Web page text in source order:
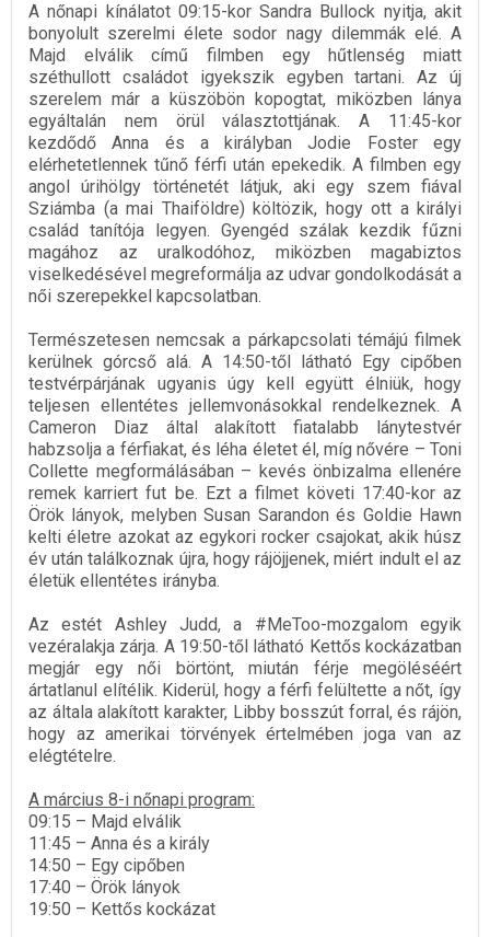
A nőnapi kínálatot 09:15-kor Sandra Bullock nyitja, akit
bonyolult szerelmi élete sodor nagy dilemmák elé. A
Majd elválik című filmben egy hűtlenség miatt
széthullott családot igyekszik egyben tartani. Az új
szerelem már a küszöbön kopogtat, miközben lánya
egyáltalán nem örül választottjának. A 11:45-kor
kezdődő Anna és a királyban Jodie Foster egy
elérhetetlennek tűnő férfi után epekedik. A filmben egy
angol úrihölgy történetét látjuk, aki egy szem fiával
Sziámba (a mai Thaiföldre) költözik, hogy ott a királyi
család tanítója legyen. Gyengéd szálak kezdik fűzni
magához az uralkodóhoz, miközben magabiztos
viselkedésével megreformálja az udvar gondolkodását a
női szerepekkel kapcsolatban.
Természetesen nemcsak a párkapcsolati témájú filmek
kerülnek górcső alá. A 14:50-től látható Egy cipőben
testvérpárjának ugyanis úgy kell együtt élniük, hogy
teljesen ellentétes jellemvonásokkal rendelkeznek. A
Cameron Diaz által alakított fiatalabb lánytestvér
habzsolja a férfiakat, és léha életet él, míg nővére – Toni
Collette megformálásában – kevés önbizalma ellenére
remek karriert fut be. Ezt a filmet követi 17:40-kor az
Örök lányok, melyben Susan Sarandon és Goldie Hawn
kelti életre azokat az egykori rocker csajokat, akik húsz
év után találkoznak újra, hogy rájöjjenek, miért indult el az
életük ellentétes irányba.
Az estét Ashley Judd, a #MeToo-mozgalom egyik
vezéralakja zárja. A 19:50-től látható Kettős kockázatban
megjár egy női börtönt, miután férje megöléséért
ártatlanul elítélik. Kiderül, hogy a férfi felültette a nőt, így
az általa alakított karakter, Libby bosszút forral, és rájön,
hogy az amerikai törvények értelmében joga van az
elégtételre.
A március 8-i nőnapi program:
09:15 – Majd elválik
11:45 – Anna és a király
14:50 – Egy cipőben
17:40 – Örök lányok
19:50 – Kettős kockázat